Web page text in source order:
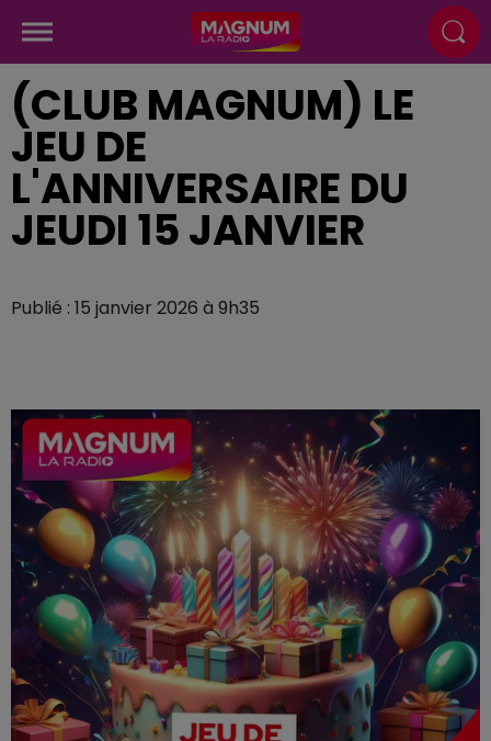
(CLUB MAGNUM) LE
JEU DE
L'ANNIVERSAIRE DU
JEUDI 15 JANVIER
Publié : 15 janvier 2026 à 9h35